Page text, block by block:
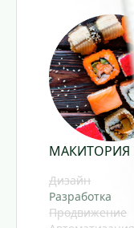
МАКИТОРИЯ
Дизайн
Разработка
Продвижение